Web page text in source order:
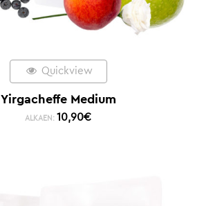
Quickview
Yirgacheffe Medium
ALKAEN: 10,90€